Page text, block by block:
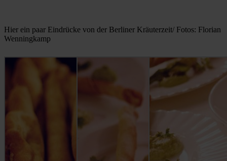
Hier ein paar Eindrücke von der Berliner Kräuterzeit/ Fotos: Florian
Wenningkamp